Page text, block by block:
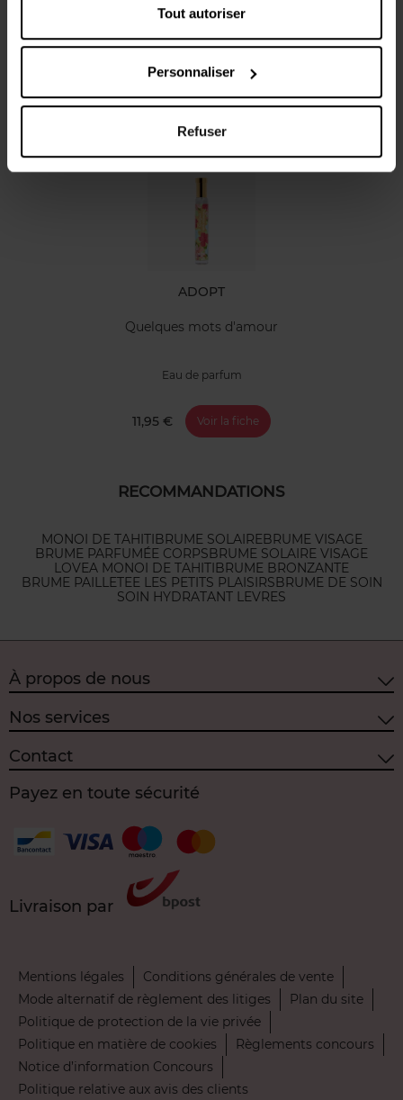
Tout autoriser
Personnaliser
Refuser
Avis client
Vous aimerez peut-être
ADOPT
Quelques mots d'amour
Eau de parfum
11,95 € Voir la fiche
RECOMMANDATIONS
MONOI DE TAHITIBRUME SOLAIREBRUME VISAGE
BRUME PARFUMÉE CORPSBRUME SOLAIRE VISAGE
LOVEA MONOI DE TAHITIBRUME BRONZANTE
BRUME PAILLETEE LES PETITS PLAISIRSBRUME DE SOIN
SOIN HYDRATANT LEVRES
À propos de nous
Nos services
Contact
Payez en toute sécurité
Livraison par
Mentions légales
Conditions générales de vente
Mode alternatif de règlement des litiges
Plan du site
Politique de protection de la vie privée
Politique en matière de cookies
Règlements concours
Notice d’information Concours
Politique relative aux avis des clients